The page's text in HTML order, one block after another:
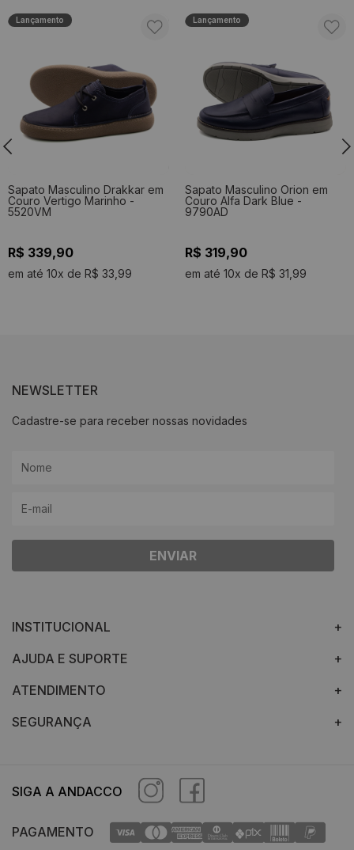
Lançamento
Sapato Masculino Drakkar em
Couro Vertigo Marinho -
5520VM
R$ 339,90
em até 10x de R$ 33,99
Lançamento
Sapato Masculino Orion em
Couro Alfa Dark Blue -
9790AD
R$ 319,90
em até 10x de R$ 31,99
NEWSLETTER
Cadastre-se para receber nossas novidades
ENVIAR
INSTITUCIONAL
AJUDA E SUPORTE
ATENDIMENTO
SEGURANÇA
SIGA A ANDACCO
PAGAMENTO